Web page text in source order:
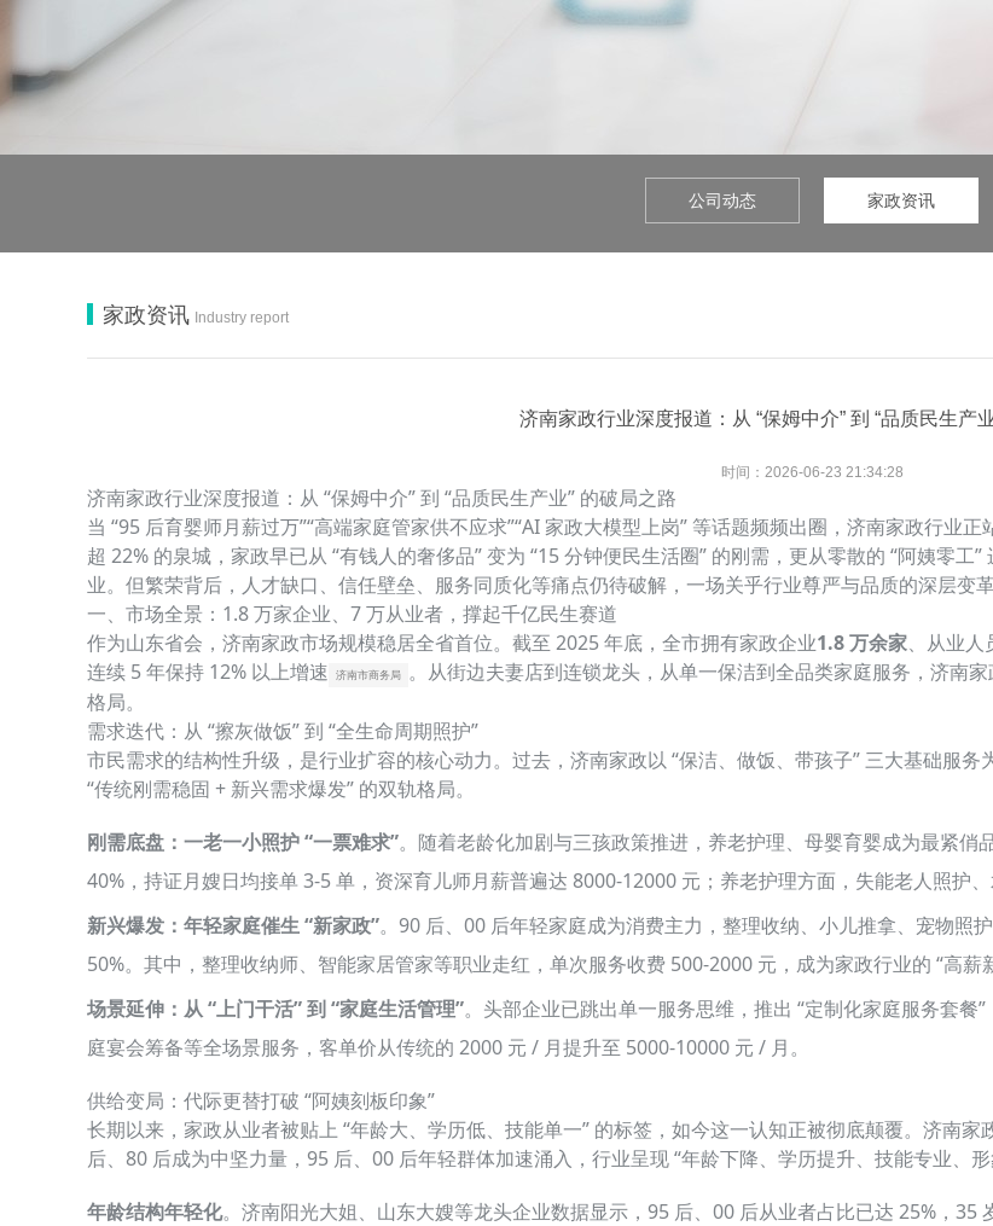
公司动态 家政资讯
家政资讯 Industry report
济南家政行业深度报道：从 “保姆中介” 到 “品质民生产
时间：2026-06-23 21:34:28
济南家政行业深度报道：从 “保姆中介” 到 “品质民生产业” 的破局之路
当 “95 后育婴师月薪过万”“高端家庭管家供不应求”“AI 家政大模型上岗” 等话题频频出圈，济南家政行业
超 22% 的泉城，家政早已从 “有钱人的奢侈品” 变为 “15 分钟便民生活圈” 的刚需，更从零散的 “阿姨零工”
业。但繁荣背后，人才缺口、信任壁垒、服务同质化等痛点仍待破解，一场关乎行业尊严与品质的深层变
一、市场全景：1.8 万家企业、7 万从业者，撑起千亿民生赛道
作为山东省会，济南家政市场规模稳居全省首位。截至 2025 年底，全市拥有家政企业1.8 万余家、从业人
连续 5 年保持 12% 以上增速 济南市商务局 。从街边夫妻店到连锁龙头，从单一保洁到全品类家庭服务，济南
格局。
需求迭代：从 “擦灰做饭” 到 “全生命周期照护”
市民需求的结构性升级，是行业扩容的核心动力。过去，济南家政以 “保洁、做饭、带孩子” 三大基础服务
“传统刚需稳固 + 新兴需求爆发” 的双轨格局。
刚需底盘：一老一小照护 “一票难求”。随着老龄化加剧与三孩政策推进，养老护理、母婴育婴成为最紧
40%，持证月嫂日均接单 3-5 单，资深育儿师月薪普遍达 8000-12000 元；养老护理方面，失能老人照护
新兴爆发：年轻家庭催生 “新家政”。90 后、00 后年轻家庭成为消费主力，整理收纳、小儿推拿、宠物照
50%。其中，整理收纳师、智能家居管家等职业走红，单次服务收费 500-2000 元，成为家政行业的 “高薪
场景延伸：从 “上门干活” 到 “家庭生活管理”。头部企业已跳出单一服务思维，推出 “定制化家庭服务套
庭宴会筹备等全场景服务，客单价从传统的 2000 元 / 月提升至 5000-10000 元 / 月。
供给变局：代际更替打破 “阿姨刻板印象”
长期以来，家政从业者被贴上 “年龄大、学历低、技能单一” 的标签，如今这一认知正被彻底颠覆。济南家
后、80 后成为中坚力量，95 后、00 后年轻群体加速涌入，行业呈现 “年龄下降、学历提升、技能专业、形
年龄结构年轻化。济南阳光大姐、山东大嫂等龙头企业数据显示，95 后、00 后从业者占比已达 25%，35